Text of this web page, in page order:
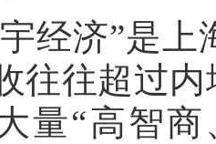
经济”是
往往超过
量“高智